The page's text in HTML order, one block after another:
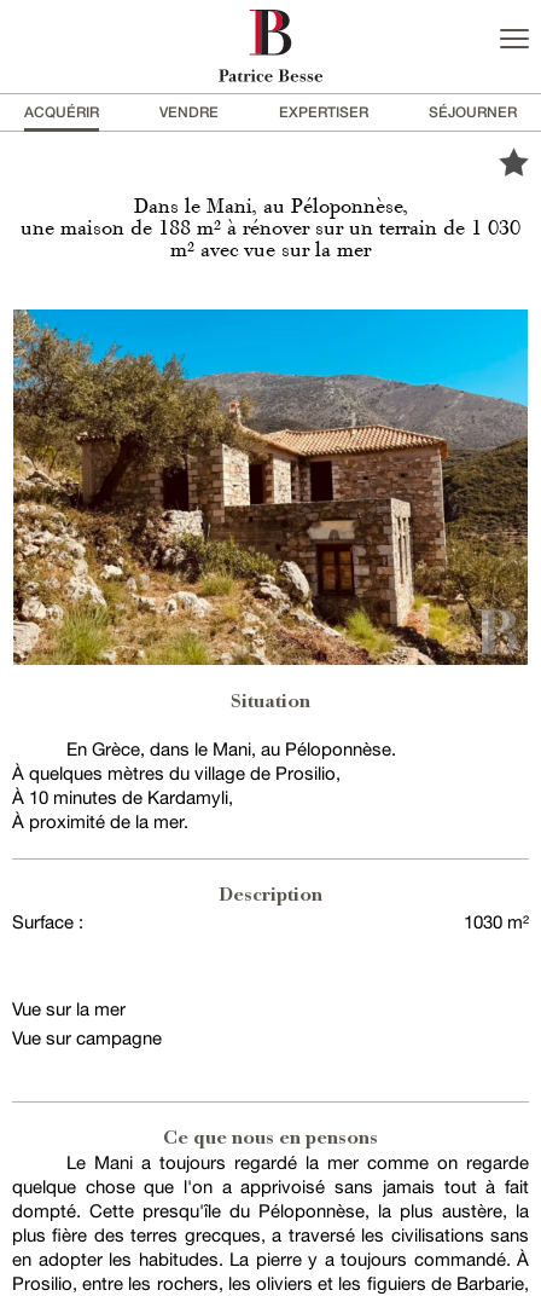
ACQUÉRIR VENDRE EXPERTISER SÉJOURNER
Dans le Mani, au Péloponnèse,
une maison de 188 m² à rénover sur un terrain de 1 030
m² avec vue sur la mer
Situation
En Grèce, dans le Mani, au Péloponnèse.
À quelques mètres du village de Prosilio,
À 10 minutes de Kardamyli,
À proximité de la mer.
Description
Surface :
1030 m²
Vue sur la mer
Vue sur campagne
Ce que nous en pensons
Le Mani a toujours regardé la mer comme on regarde
quelque chose que l'on a apprivoisé sans jamais tout à fait
dompté. Cette presqu'île du Péloponnèse, la plus austère, la
plus fière des terres grecques, a traversé les civilisations sans
en adopter les habitudes. La pierre y a toujours commandé. À
Prosilio, entre les rochers, les oliviers et les figuiers de Barbarie,